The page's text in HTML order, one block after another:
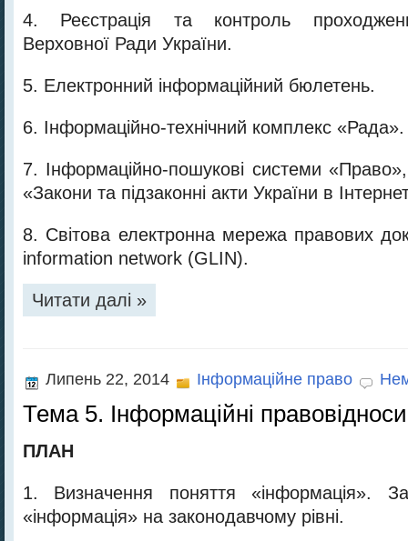
4. Реєстрація та контроль
Верховної Ради України.
5. Електронний інформаційний бюлетень.
6. Інформаційно-технічний комплекс «Рада».
7. Інформаційно-пошукові системи
«Закони та підзаконні акти України в
8. Світова електронна мережа правових
information network (GLIN).
Читати далі »
Липень 22, 2014 Інформаційне право
Тема 5. Інформаційні
ПЛАН
1. Визначення поняття «інформація».
«інформація» на законодавчому рівні.